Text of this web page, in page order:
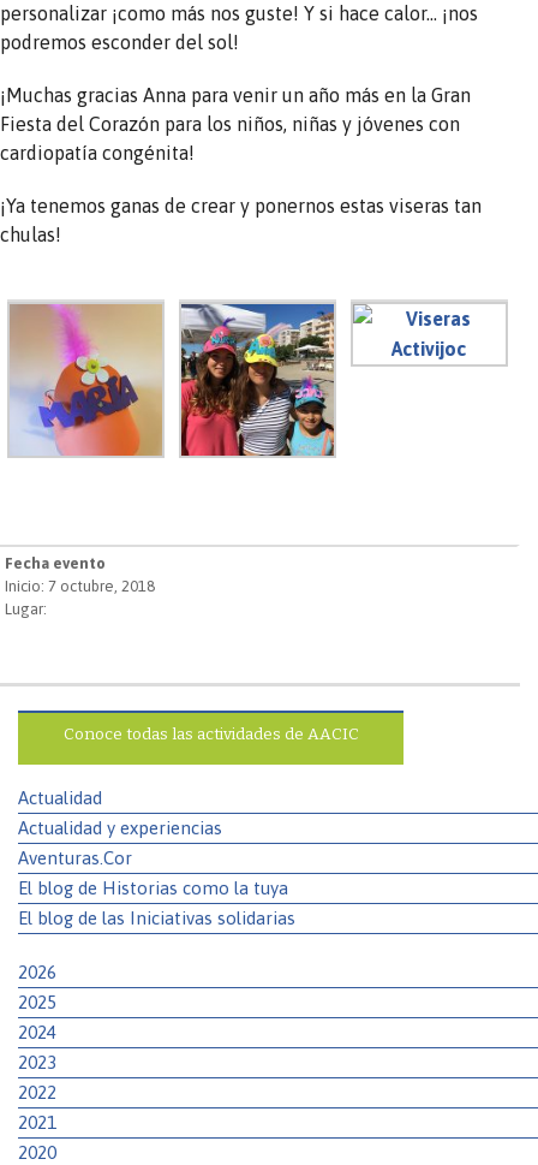
personalizar ¡como más nos guste! Y si hace calor… ¡nos
podremos esconder del sol!
¡Muchas gracias Anna para venir un año más en la Gran
Fiesta del Corazón para los niños, niñas y jóvenes con
cardiopatía congénita!
¡Ya tenemos ganas de crear y ponernos estas viseras tan
chulas!
Fecha evento
Inicio: 7 octubre, 2018
Lugar:
Conoce todas las actividades de AACIC
Actualidad
Actualidad y experiencias
Aventuras.Cor
El blog de Historias como la tuya
El blog de las Iniciativas solidarias
2026
2025
2024
2023
2022
2021
2020